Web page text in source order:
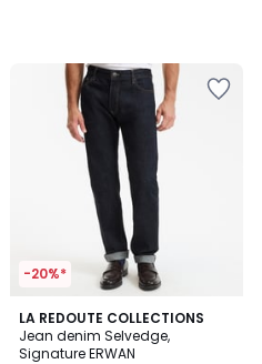
-20%*
LA REDOUTE COLLECTIONS
Jean denim Selvedge,
Signature ERWAN
4,4
/ 5